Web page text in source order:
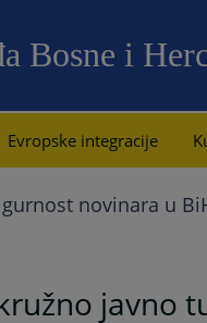
Bosne i
Evropske integracije
novinara u
javno